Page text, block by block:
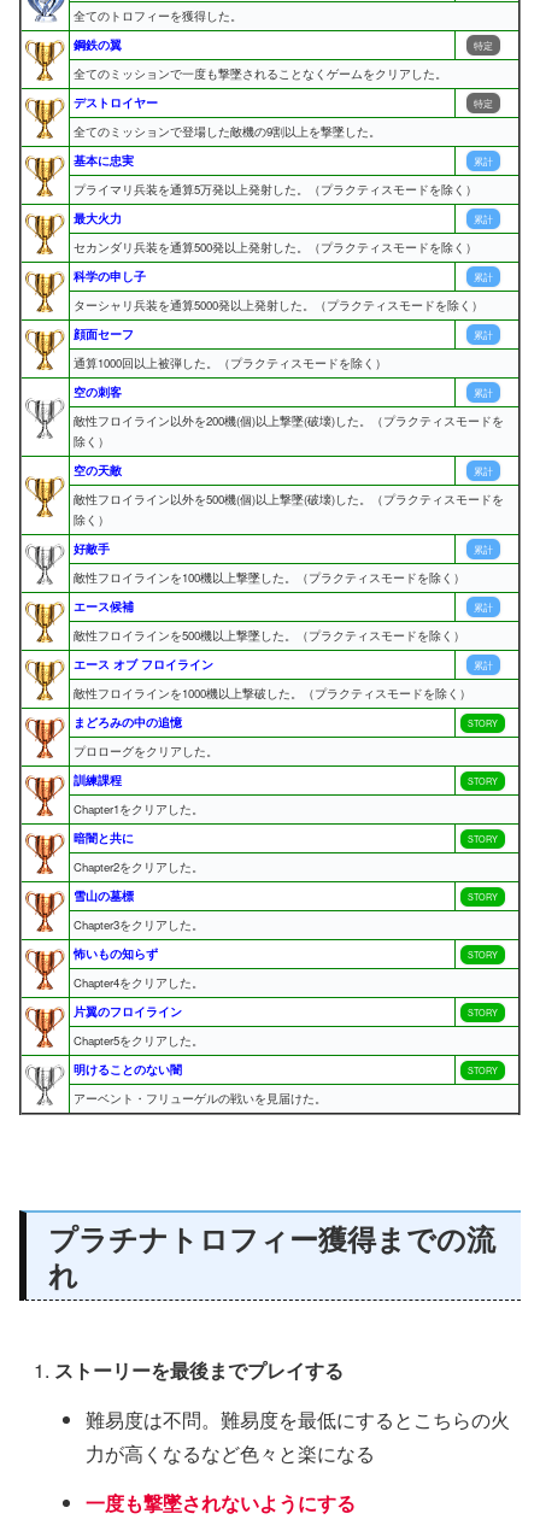
全てのトロフィーを獲得した。
鋼鉄の翼
特定
全てのミッションで一度も撃墜されることなくゲームをクリアした。
デストロイヤー
特定
全てのミッションで登場した敵機の9割以上を撃墜した。
基本に忠実
累計
プライマリ兵装を通算5万発以上発射した。（プラクティスモードを除く）
最大火力
累計
セカンダリ兵装を通算500発以上発射した。（プラクティスモードを除く）
科学の申し子
累計
ターシャリ兵装を通算5000発以上発射した。（プラクティスモードを除く）
顔面セーフ
累計
通算1000回以上被弾した。（プラクティスモードを除く）
空の刺客
累計
敵性フロイライン以外を200機(個)以上撃墜(破壊)した。（プラクティスモードを
除く）
空の天敵
累計
敵性フロイライン以外を500機(個)以上撃墜(破壊)した。（プラクティスモードを
除く）
好敵手
累計
敵性フロイラインを100機以上撃墜した。（プラクティスモードを除く）
エース候補
累計
敵性フロイラインを500機以上撃墜した。（プラクティスモードを除く）
エース オブ フロイライン
累計
敵性フロイラインを1000機以上撃破した。（プラクティスモードを除く）
まどろみの中の追憶
STORY
プロローグをクリアした。
訓練課程
STORY
Chapter1をクリアした。
暗闇と共に
STORY
Chapter2をクリアした。
雪山の墓標
STORY
Chapter3をクリアした。
怖いもの知らず
STORY
Chapter4をクリアした。
片翼のフロイライン
STORY
Chapter5をクリアした。
明けることのない闇
STORY
アーベント・フリューゲルの戦いを見届けた。
プラチナトロフィー獲得までの流
れ
ストーリーを最後までプレイする
難易度は不問。難易度を最低にするとこちらの火
力が高くなるなど色々と楽になる
一度も撃墜されないようにする